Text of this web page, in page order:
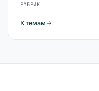
РУБРИК
К темам